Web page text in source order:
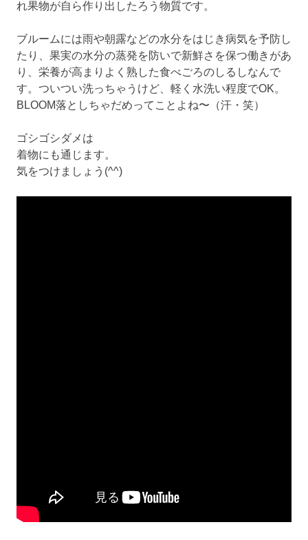
れ果物が自ら作り出したろう物質です。
ブルームには雨や朝露などの水分をはじき病気を予防し
たり、果実の水分の蒸発を防いで新鮮さを保つ働きがあ
り、栄養が高まりよく熟した食べごろのしるしなんで
す。ついつい洗っちゃうけど、軽く水洗い程度でOK。
BLOOM落としちゃだめってことよね〜（汗・笑）
ゴシゴシダメは
着物にも通じます。
気をつけましょう(^^)